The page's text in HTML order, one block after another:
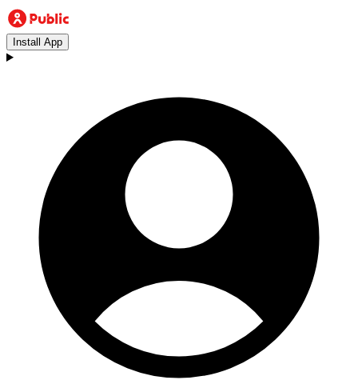
Install App